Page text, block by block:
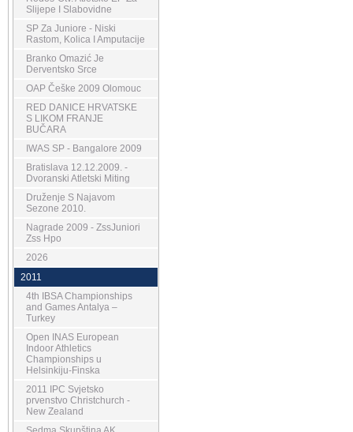
Slijepe I Slabovidne
SP Za Juniore - Niski
Rastom, Kolica I Amputacije
Branko Omazić Je
Derventsko Srce
OAP Češke 2009 Olomouc
RED DANICE HRVATSKE
S LIKOM FRANJE
BUČARA
IWAS SP - Bangalore 2009
Bratislava 12.12.2009. -
Dvoranski Atletski Miting
Druženje S Najavom
Sezone 2010.
Nagrade 2009 - ZssJuniori
Zss Hpo
2026
2011
4th IBSA Championships
and Games Antalya –
Turkey
Open INAS European
Indoor Athletics
Championships u
Helsinkiju-Finska
2011 IPC Svjetsko
prvenstvo Christchurch -
New Zealand